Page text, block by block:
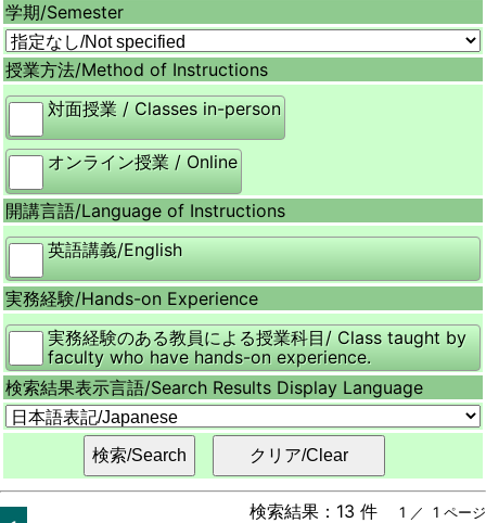
学期/Semester
授業方法/Method of Instructions
対面授業 / Classes in-person
オンライン授業 / Online
開講言語/Language of Instructions
英語講義/English
実務経験/Hands-on Experience
実務経験のある教員による授業科目/ Class taught by
faculty who have hands-on experience.
検索結果表示言語/Search Results Display Language
検索結果： 13 件 1 ／ 1 ページ